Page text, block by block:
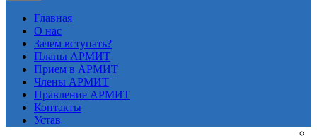
Главная
О нас
Зачем вступать?
Планы АРМИТ
Прием в АРМИТ
Члены АРМИТ
Правление АРМИТ
Контакты
Устав